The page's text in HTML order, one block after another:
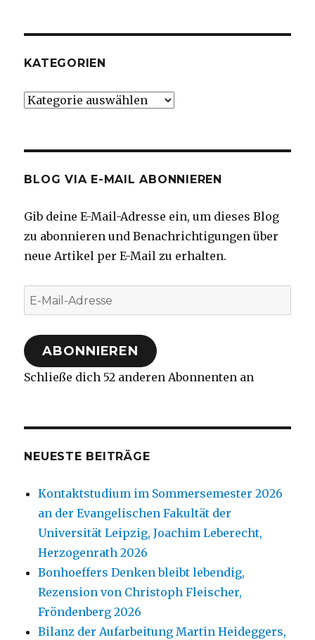
KATEGORIEN
Kategorien
BLOG VIA E-MAIL ABONNIEREN
Gib deine E-Mail-Adresse ein, um dieses Blog
zu abonnieren und Benachrichtigungen über
neue Artikel per E-Mail zu erhalten.
E-
Mail-
Adresse
ABONNIEREN
Schließe dich 52 anderen Abonnenten an
NEUESTE BEITRÄGE
Kontaktstudium im Sommersemester 2026
an der Evangelischen Fakultät der
Universität Leipzig, Joachim Leberecht,
Herzogenrath 2026
Bonhoeffers Denken bleibt lebendig,
Rezension von Christoph Fleischer,
Fröndenberg 2026
Bilanz der Aufarbeitung Martin Heideggers,